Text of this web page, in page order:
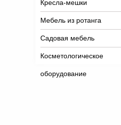
Кресла-мешки
Мебель из ротанга
Садовая мебель
Косметологическое
оборудование